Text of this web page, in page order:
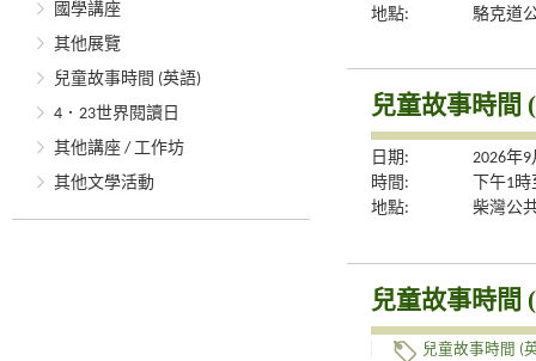
國學講座
其他展覽
兒童故事時間 (英語)
4．23世界閱讀日
其他講座 / 工作坊
其他文學活動
地點:
駱克道
兒童故事時間
日期:
2026年
時間:
下午1
地點:
柴灣公
兒童故事時間
兒童故事時間 (